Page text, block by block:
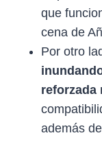
que
cena de
Por otro
reforzada
además